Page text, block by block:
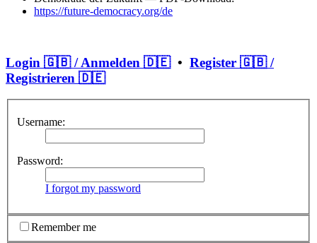
https://future-democracy.org/de
Login 🇬🇧 / Anmelden 🇩🇪• Register 🇬🇧 /
Registrieren 🇩🇪
Username:
Password:
I forgot my password
Remember me